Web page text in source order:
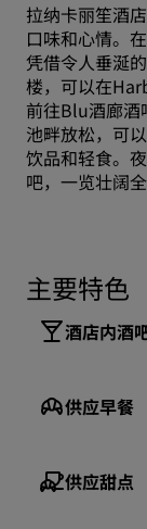
拉纳卡丽笙酒
口味和心情。
凭借令人垂涎
楼，可以在
前往Blu酒廊酒
池畔放松，可
饮品和轻食。
吧，一览壮阔
主要特色
酒店内酒
供应早餐
供应甜点